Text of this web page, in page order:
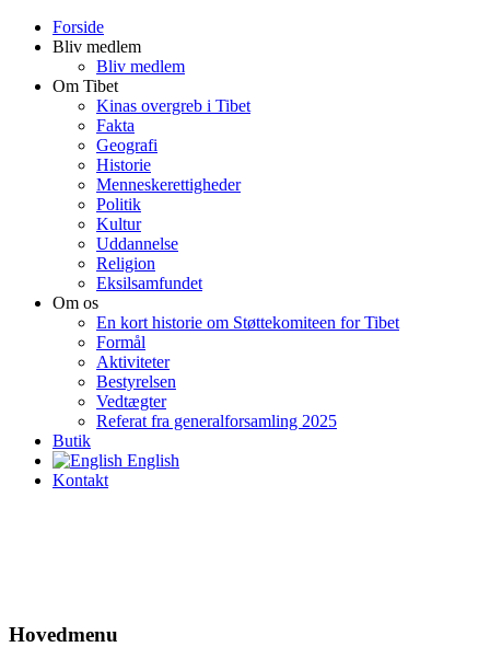
Forside
Bliv medlem
Bliv medlem
Om Tibet
Kinas overgreb i Tibet
Fakta
Geografi
Historie
Menneskerettigheder
Politik
Kultur
Uddannelse
Religion
Eksilsamfundet
Om os
En kort historie om Støttekomiteen for Tibet
Formål
Aktiviteter
Bestyrelsen
Vedtægter
Referat fra generalforsamling 2025
Butik
English
Kontakt
Hovedmenu